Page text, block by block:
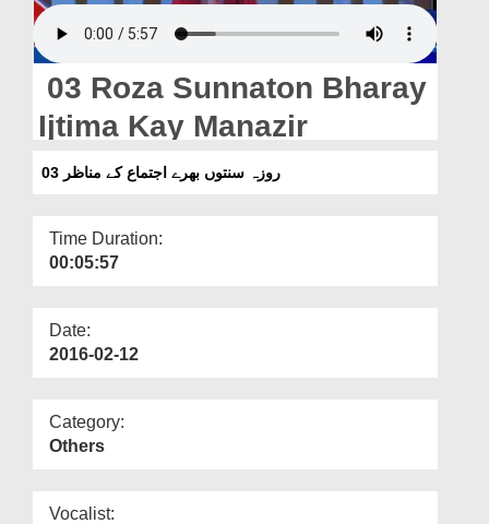
Blog
Magazine
03 Roza Sunnaton Bharay
Ijtima Kay Manazir
03 روزہ سنتوں بھرے اجتماع کے مناظر
Time Duration:
00:05:57
Date:
2016-02-12
Category:
Others
Vocalist: